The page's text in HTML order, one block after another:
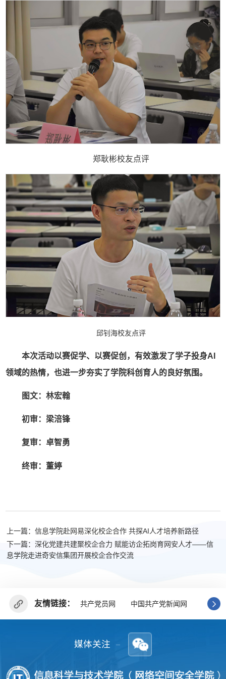
郑耿彬校友点评
邱钊海校友点评
本次活动以赛促学、以赛促创，有效激发了学子投身AI
领域的热情，也进一步夯实了学院科创育人的良好氛围。
图文：林宏翰
初审：梁涪锋
复审：卓智勇
终审：董婷
上一篇：信息学院赴网易深化校企合作 共探AI人才培养新路径
下一篇：深化党建共建聚校企合力 赋能访企拓岗育网安人才——信
息学院走进奇安信集团开展校企合作交流
友情链接： 共产党员网 中国共产党新闻网 广东
媒体关注